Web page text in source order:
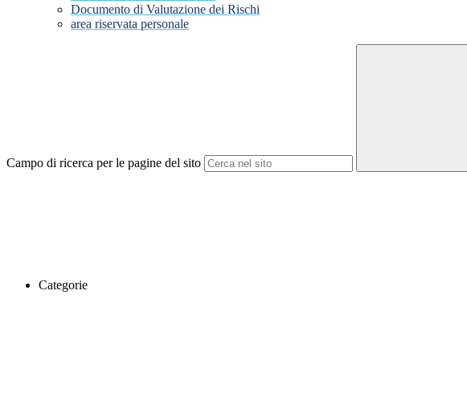
Documento di Valutazione dei Rischi
area riservata personale
Campo di ricerca per le pagine del sito
Categorie